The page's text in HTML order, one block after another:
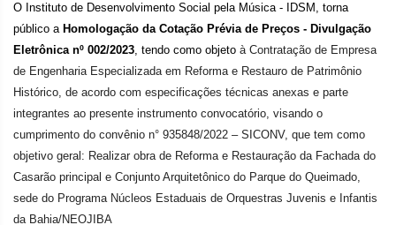
O Instituto de Desenvolvimento Social pela Música - IDSM, torna
público a Homologação da Cotação Prévia de Preços - Divulgação
Eletrônica nº 002/2023, tendo como objeto à Contratação de Empresa
de Engenharia Especializada em Reforma e Restauro de Patrimônio
Histórico, de acordo com especificações técnicas anexas e parte
integrantes ao presente instrumento convocatório, visando o
cumprimento do convênio n° 935848/2022 – SICONV, que tem como
objetivo geral: Realizar obra de Reforma e Restauração da Fachada do
Casarão principal e Conjunto Arquitetônico do Parque do Queimado,
sede do Programa Núcleos Estaduais de Orquestras Juvenis e Infantis
da Bahia/NEOJIBA